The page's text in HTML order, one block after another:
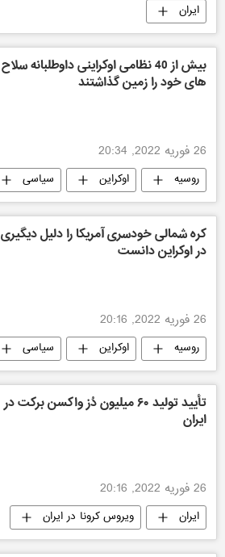
ایران
بیش از 40 نظامی اوکراینی داوطلبانه سلاح
های خود را زمین گذاشتند
26 فوریه 2022, 20:34
روسیه اوکراین سیاسی
کره شمالی خودسری آمریکا را دلیل دیگیری
در اوکراین دانست
26 فوریه 2022, 20:16
روسیه اوکراین سیاسی
تأیید تولید ۶۰ میلیون دُز واکسن برکت در
ایران
26 فوریه 2022, 20:16
ایران ویروس کرونا در ایران